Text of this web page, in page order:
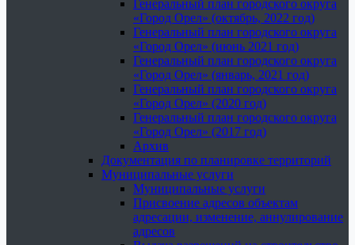
Генеральный план городского округа
«Город Орел» (октябрь, 2022 год)
Генеральный план городского округа
«Город Орел» (июнь 2021 год)
Генеральный план городского округа
«Город Орел» (январь, 2021 год)
Генеральный план городского округа
«Город Орел» (2020 год)
Генеральный план городского округа
«Город Орел» (2017 год)
Архив
Документация по планировке территорий
Муниципальные услуги
Муниципальные услуги
Присвоение адресов объектам
адресации, изменение, аннулирование
адресов